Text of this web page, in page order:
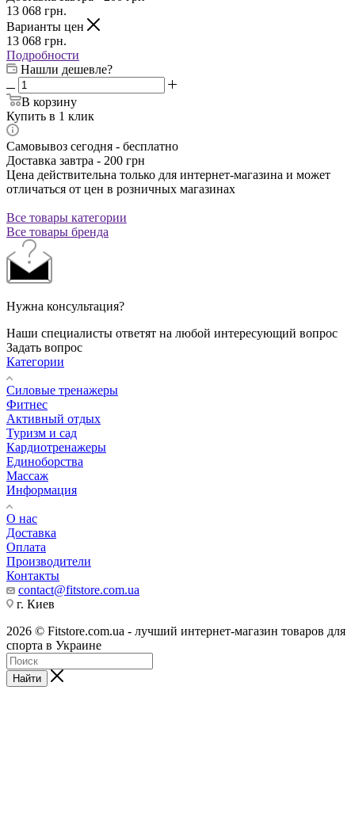
13 068 грн.
Варианты цен
13 068 грн.
Подробности
Нашли дешевле?
В корзину
Купить в 1 клик
Самовывоз сегодня - бесплатно
Доставка завтра - 200 грн
Цена действительна только для интернет-магазина и может
отличаться от цен в розничных магазинах
Все товары категории
Все товары бренда
Нужна консультация?
Наши специалисты ответят на любой интересующий вопрос
Задать вопрос
Категории
Силовые тренажеры
Фитнес
Активный отдых
Туризм и сад
Кардиотренажеры
Единоборства
Массаж
Информация
О нас
Доставка
Оплата
Производители
Контакты
contact@fitstore.com.ua
г. Киев
2026 © Fitstore.com.ua - лучший интернет-магазин товаров для
спорта в Украине
Найти